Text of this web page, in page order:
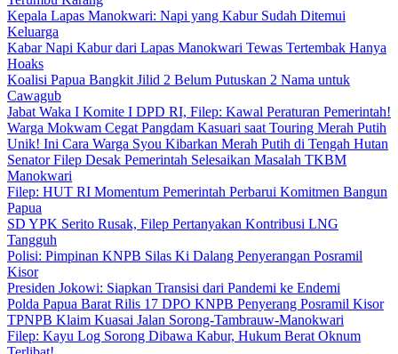
Kepala Lapas Manokwari: Napi yang Kabur Sudah Ditemui
Keluarga
Kabar Napi Kabur dari Lapas Manokwari Tewas Tertembak Hanya
Hoaks
Koalisi Papua Bangkit Jilid 2 Belum Putuskan 2 Nama untuk
Cawagub
Jabat Waka I Komite I DPD RI, Filep: Kawal Peraturan Pemerintah!
Warga Mokwam Cegat Pangdam Kasuari saat Touring Merah Putih
Unik! Ini Cara Warga Syou Kibarkan Merah Putih di Tengah Hutan
Senator Filep Desak Pemerintah Selesaikan Masalah TKBM
Manokwari
Filep: HUT RI Momentum Pemerintah Perbarui Komitmen Bangun
Papua
SD YPK Serito Rusak, Filep Pertanyakan Kontribusi LNG
Tangguh
Polisi: Pimpinan KNPB Silas Ki Dalang Penyerangan Posramil
Kisor
Presiden Jokowi: Siapkan Transisi dari Pandemi ke Endemi
Polda Papua Barat Rilis 17 DPO KNPB Penyerang Posramil Kisor
TPNPB Klaim Kuasai Jalan Sorong-Tambrauw-Manokwari
Filep: Kayu Log Sorong Dibawa Kabur, Hukum Berat Oknum